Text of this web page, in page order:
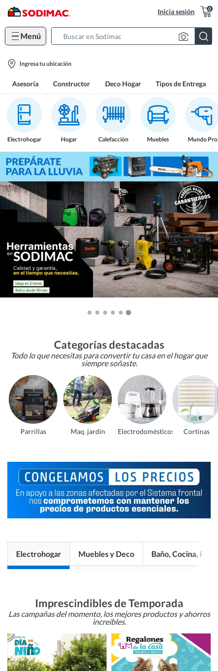
Inicia sesión 0
Menú
location-
Ingresa tu ubicación
Asesoría Constructor Deco Hogar Tipos de Entrega
Electrohogar Hogar Calefacción Muebles Mundo Pro
Categorías destacadas
Todo lo que necesitas para convertir tu casa en el hogar que
siempre soñaste.
Parrillas Maq. jardín Electrodomésticos Cortinas
Electrohogar Muebles y Deco Baño, Cocina, Pisos
Imprescindibles de Temporada
Las campañas del momento, los mejores productos y ahorros
increíbles.